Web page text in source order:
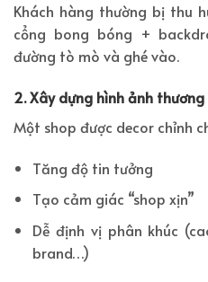
Khách hàng thường bị thu
cổng bong bóng +
đường tò mò và ghé vào.
2. Xây dựng hình ảnh
Một shop được decor chỉnh
Tăng độ tin tưởng
Tạo cảm giác “shop xịn”
Dễ định vị phân khúc
brand…)